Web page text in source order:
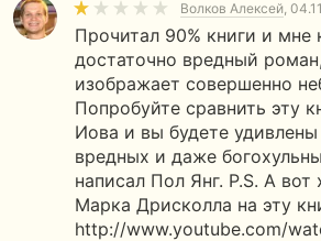
Волков Алексей,
Прочитал 90% книги и мне
достаточно вредный
изображает совершенно
Попробуйте сравнить эту
Иова и вы будете
вредных и даже
написал Пол Янг. P.S. А
Марка Дрисколла на эту
http://www.youtube.com/